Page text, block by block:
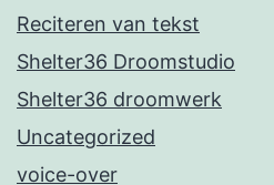
Reciteren van tekst
Shelter36 Droomstudio
Shelter36 droomwerk
Uncategorized
voice-over